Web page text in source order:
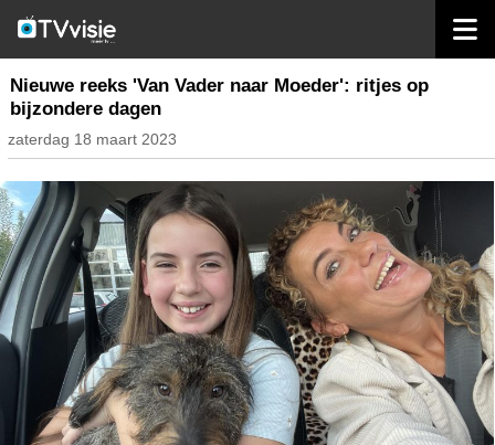
inhoud nederland
Nieuwe reeks 'Van Vader naar Moeder': ritjes op
bijzondere dagen
zaterdag 18 maart 2023